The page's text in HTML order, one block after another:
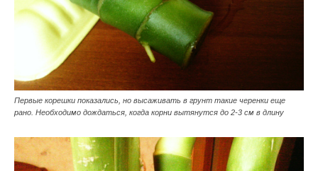
Первые корешки показались, но высаживать в грунт такие черенки еще
рано. Необходимо дождаться, когда корни вытянутся до 2-3 см в длину